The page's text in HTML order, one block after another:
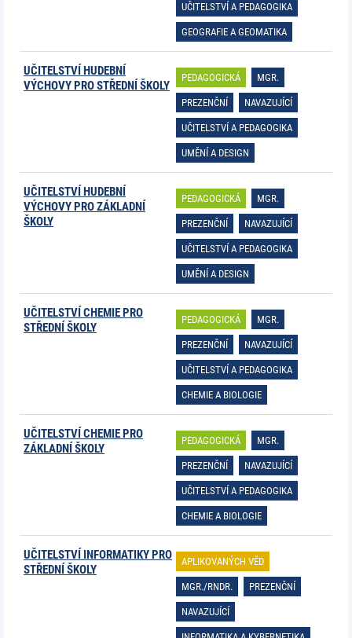
UČITELSTVÍ A PEDAGOGIKA
GEOGRAFIE A GEOMATIKA
UČITELSTVÍ HUDEBNÍ
VÝCHOVY PRO STŘEDNÍ ŠKOLY
PEDAGOGICKÁ MGR.
PREZENČNÍ NAVAZUJÍCÍ
UČITELSTVÍ A PEDAGOGIKA
UMĚNÍ A DESIGN
UČITELSTVÍ HUDEBNÍ
VÝCHOVY PRO ZÁKLADNÍ
ŠKOLY
PEDAGOGICKÁ MGR.
PREZENČNÍ NAVAZUJÍCÍ
UČITELSTVÍ A PEDAGOGIKA
UMĚNÍ A DESIGN
UČITELSTVÍ CHEMIE PRO
STŘEDNÍ ŠKOLY
PEDAGOGICKÁ MGR.
PREZENČNÍ NAVAZUJÍCÍ
UČITELSTVÍ A PEDAGOGIKA
CHEMIE A BIOLOGIE
UČITELSTVÍ CHEMIE PRO
ZÁKLADNÍ ŠKOLY
PEDAGOGICKÁ MGR.
PREZENČNÍ NAVAZUJÍCÍ
UČITELSTVÍ A PEDAGOGIKA
CHEMIE A BIOLOGIE
UČITELSTVÍ INFORMATIKY PRO
STŘEDNÍ ŠKOLY
APLIKOVANÝCH VĚD
MGR./RNDR. PREZENČNÍ
NAVAZUJÍCÍ